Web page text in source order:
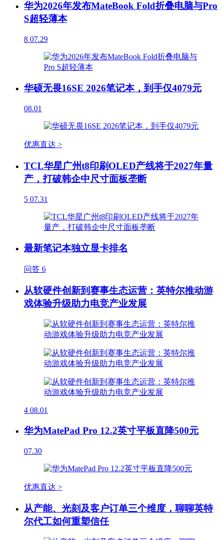
华为2026年发布MateBook Fold折叠电脑与Pro
S超轻薄本
8 07.29
华硕无畏16SE 2026笔记本，到手仅4079元
08.01
优惠直达 >
TCL华星广州t8印刷OLED产线将于2027年量
产，打破韩企中尺寸面板垄断
5 07.31
最新笔记本独立显卡排名
问答 6
从软硬件创新到赛事生态运营：英特尔推动游
戏体验升级助力电竞产业发展
4 08.01
华为MatePad Pro 12.2英寸平板直降500元
07.30
优惠直达 >
从产能、光刻及客户订单三个维度，聊聊英特
尔代工如何重塑信任